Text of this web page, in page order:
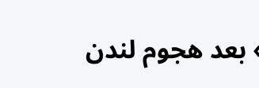
بعد هجوم لندن